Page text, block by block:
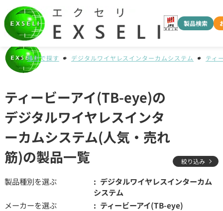
製品検索
種別で探す デジタルワイヤレスインターカムシステム ティ
ティービーアイ(TB-eye)の
デジタルワイヤレスインタ
ーカムシステム(人気・売れ
筋)の製品一覧
絞り込み
製品種別を選ぶ
デジタルワイヤレスインターカム
システム
メーカーを選ぶ
ティービーアイ(TB-eye)